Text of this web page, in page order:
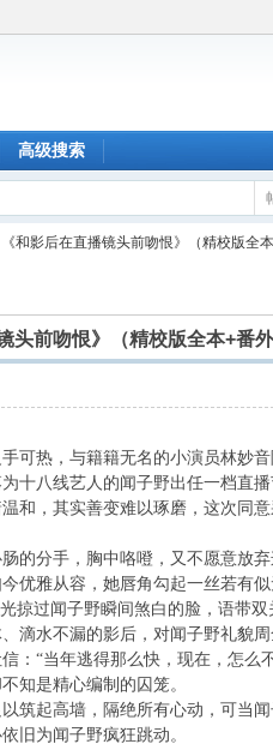
高级搜索
《和影后在直播镜头前吻恨》（精校版全
头前吻恨》（精校版全本+番
热，与籍籍无名的小演员林妙音
八线艺人的闻子野出任一档直播
，其实善变难以琢磨，这次同意
分手，胸中咯噔，又不愿意放弃
雅从容，她唇角勾起一丝若有似
过闻子野瞬间煞白的脸，语带双
水不漏的影后，对闻子野礼貌周
“当年逃得那么快，现在，怎么
是精心编制的囚笼。
起高墙，隔绝所有心动，可当
为闻子野疯狂跳动。